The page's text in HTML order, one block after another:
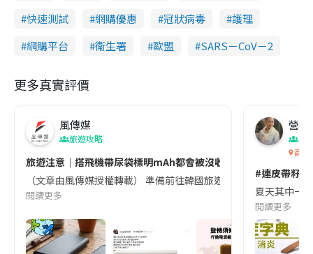
快速測試
網購優惠 冠狀病毒
護理
網購平台
衞生署 歐盟 SARS－CoV－2
更多真實評價
風傳媒
旅遊攻略
旅遊注意｜搭飛機帶尿袋標明mAh都會被沒收😱出發前切記檢查
（文章由風傳媒授權轉載） 準備前往韓國旅遊的民眾，近期要
閱讀更多
營養
香港
#連皮帶籽
夏天其中一
閱讀更多